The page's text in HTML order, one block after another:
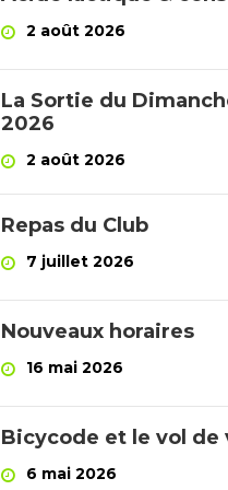
2 août 2026
La Sortie du
2026
2 août 2026
Repas du Club
7 juillet 2026
Nouveaux horaires
16 mai 2026
Bicycode et le vol de
6 mai 2026